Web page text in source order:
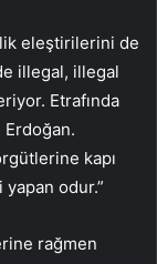
eleştirilerini de
illegal, illegal
Etrafında
kapı
yapan odur.”
rağmen